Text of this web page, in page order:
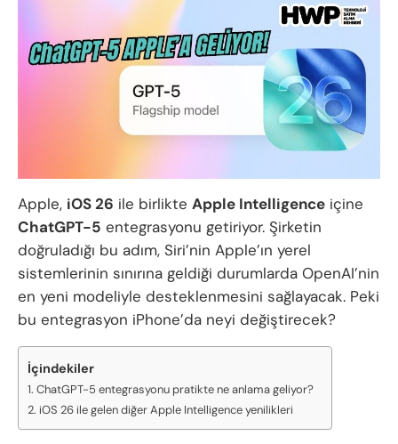
Apple, iOS 26 ile birlikte Apple Intelligence içine
ChatGPT-5 entegrasyonu getiriyor. Şirketin
doğruladığı bu adım, Siri’nin Apple’ın yerel
sistemlerinin sınırına geldiği durumlarda OpenAI’nin
en yeni modeliyle desteklenmesini sağlayacak. Peki
bu entegrasyon iPhone’da neyi değiştirecek?
İçindekiler
ChatGPT-5 entegrasyonu pratikte ne anlama geliyor?
iOS 26 ile gelen diğer Apple Intelligence yenilikleri